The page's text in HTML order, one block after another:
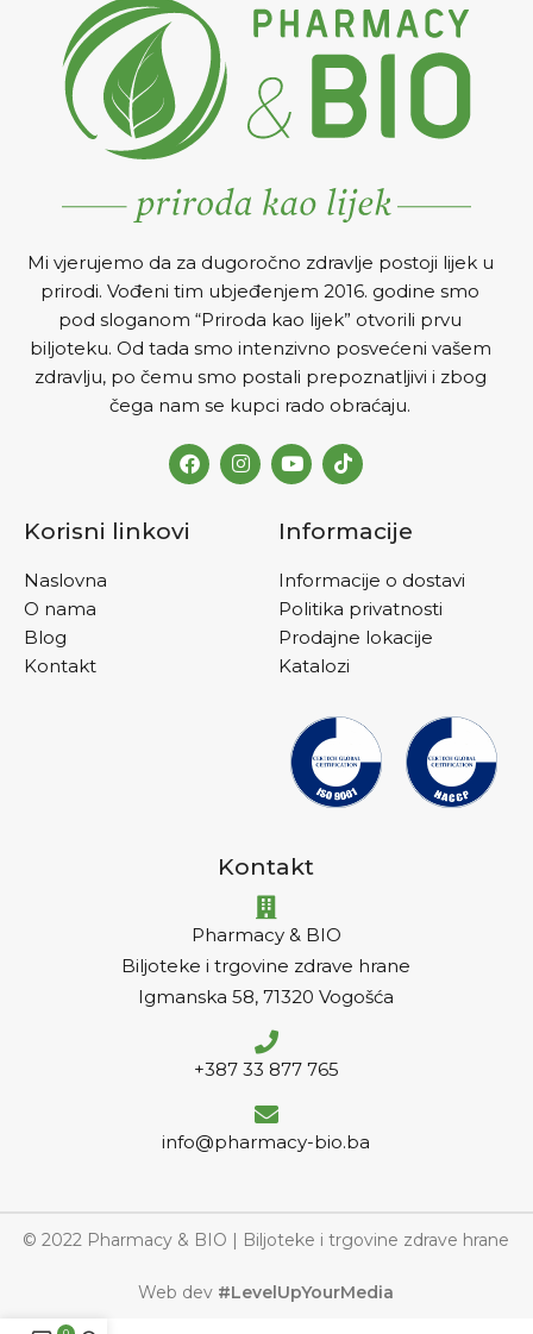
sistema. Preparat jača vaše
kosti i čini ih zdravijim,
otpornijim na frakture
(lomove). Zbog toga se
preporučuje u prevenciji i
kao dodatak u terapiji
za sportiste, kao dio
prevencije povreda.
PRIMJENEJednu tabletu
dnevno rastvoriti u velikoj
čaši vode, poželjno je popiti
uveče, nakon večere. U
ciklusima od 40 dana ,
nekoliko puta godišnje
Mi vjerujemo da za dugoročno zdravlje postoji lijek u
prirodi. Vođeni tim ubjeđenjem 2016. godine smo
pod sloganom “Priroda kao lijek” otvorili prvu
biljoteku. Od tada smo intenzivno posvećeni vašem
zdravlju, po čemu smo postali prepoznatljivi i zbog
čega nam se kupci rado obraćaju.
Korisni linkovi
Naslovna
O nama
Blog
Kontakt
Informacije
Informacije o dostavi
Politika privatnosti
Prodajne lokacije
Katalozi
Kontakt
Pharmacy & BIO
Biljoteke i trgovine zdrave hrane
Igmanska 58, 71320 Vogošća
+387 33 877 765
info@pharmacy-bio.ba
© 2022 Pharmacy & BIO | Biljoteke i trgovine zdrave hrane
Web dev #LevelUpYourMedia